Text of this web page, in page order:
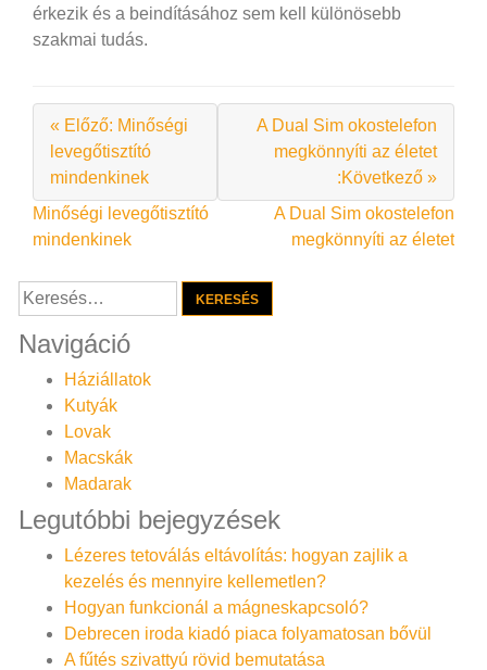
érkezik és a beindításához sem kell különösebb
szakmai tudás.
« Előző: Minőségi
levegőtisztító
mindenkinek
A Dual Sim okostelefon
megkönnyíti az életet
:Következő »
Bejegyzés
navigáció
Minőségi levegőtisztító
mindenkinek
A Dual Sim okostelefon
megkönnyíti az életet
Keresés:
Navigáció
Háziállatok
Kutyák
Lovak
Macskák
Madarak
Legutóbbi bejegyzések
Lézeres tetoválás eltávolítás: hogyan zajlik a
kezelés és mennyire kellemetlen?
Hogyan funkcionál a mágneskapcsoló?
Debrecen iroda kiadó piaca folyamatosan bővül
A fűtés szivattyú rövid bemutatása